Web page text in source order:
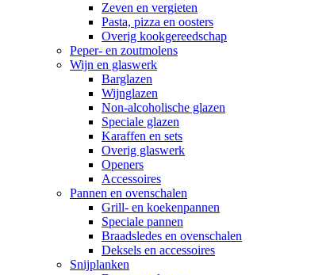
Zeven en vergieten
Pasta, pizza en oosters
Overig kookgereedschap
Peper- en zoutmolens
Wijn en glaswerk
Barglazen
Wijnglazen
Non-alcoholische glazen
Speciale glazen
Karaffen en sets
Overig glaswerk
Openers
Accessoires
Pannen en ovenschalen
Grill- en koekenpannen
Speciale pannen
Braadsledes en ovenschalen
Deksels en accessoires
Snijplanken